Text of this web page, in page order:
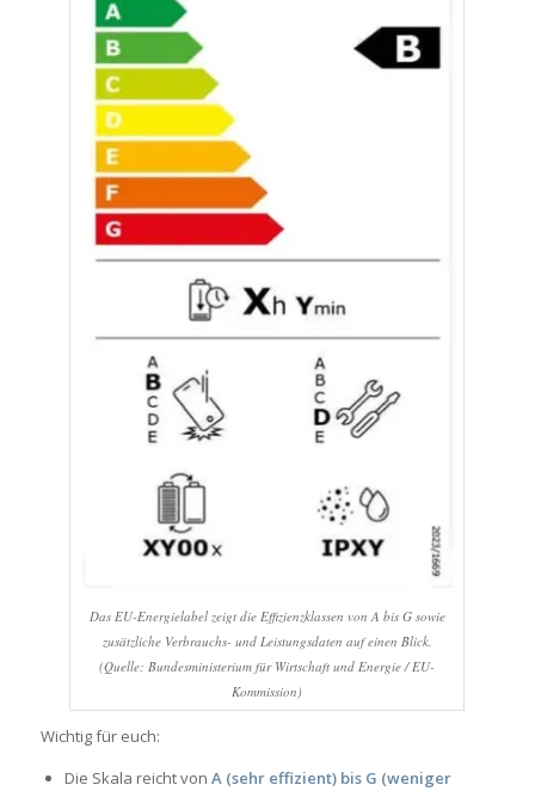
Das EU-Energielabel zeigt die Effizienzklassen von A bis G sowie
zusätzliche Verbrauchs- und Leistungsdaten auf einen Blick.
(Quelle: Bundesministerium für Wirtschaft und Energie / EU-
Kommission)
Wichtig für euch:
Die Skala reicht von A (sehr effizient) bis G (weniger